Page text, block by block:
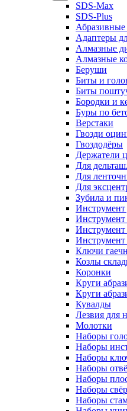
SDS-Max
SDS-Plus
Абразивные
Адаптеры
Алмазные
Алмазные
Беруши
Биты и
Биты
Бородки и
Буры по
Верстаки
Гвозди
Гвоздодёры
Держатели
Для
Для
Для
Зубила и
Инструмент
Инструмент
Ключи
Козлы
Коронки
Круги
Круги
Кувалды
Лезвия для
Молотки
Наборы
Наборы
Наборы
Наборы
Наборы
Наборы
Наборы